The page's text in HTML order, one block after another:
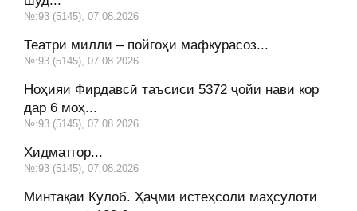
№:93 (5145), 07.08.2026
Театри миллӣ – пойгоҳи мафкурасоз...
№:93 (5145), 07.08.2026
Ноҳияи Фирдавсӣ таъсиси 5372 ҷойи нави кор
дар 6 моҳ...
№:93 (5145), 07.08.2026
Хидматгор...
№:93 (5145), 07.08.2026
Минтақаи Кӯлоб. Ҳаҷми истеҳсоли маҳсулоти